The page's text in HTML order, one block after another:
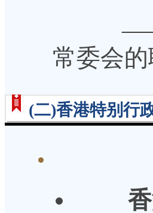
——行
常委会的
(二)香港特别行